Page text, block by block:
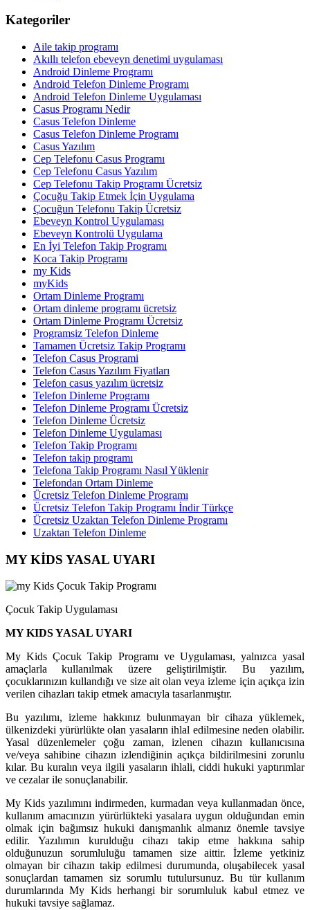
Kategoriler
Aile takip programı
Akıllı telefon ebeveyn denetimi uygulaması
Android Dinleme Programı
Android Telefon Dinleme Programı
Android Telefon Dinleme Uygulaması
Casus Programı Nedir
Casus Telefon Dinleme
Casus Telefon Dinleme Programı
Casus Yazılım
Cep Telefonu Casus Programı
Cep Telefonu Casus Yazılım
Cep Telefonu Takip Programı Ücretsiz
Çocuğu Takip Etmek İçin Uygulama
Çocuğun Telefonu Takip Ücretsiz
Ebeveyn Kontrol Uygulaması
Ebeveyn Kontrolü Uygulama
En İyi Telefon Takip Programı
Koca Takip Programı
my Kids
myKids
Ortam Dinleme Programı
Ortam dinleme programı ücretsiz
Ortam Dinleme Programı Ücretsiz
Programsiz Telefon Dinleme
Tamamen Ücretsiz Takip Programı
Telefon Casus Programi
Telefon Casus Yazılım Fiyatları
Telefon casus yazılım ücretsiz
Telefon Dinleme Programı
Telefon Dinleme Programı Ücretsiz
Telefon Dinleme Ücretsiz
Telefon Dinleme Uygulaması
Telefon Takip Programı
Telefon takip programı
Telefona Takip Programı Nasıl Yüklenir
Telefondan Ortam Dinleme
Ücretsiz Telefon Dinleme Programı
Ücretsiz Telefon Takip Programı İndir Türkçe
Ücretsiz Uzaktan Telefon Dinleme Programı
Uzaktan Telefon Dinleme
MY KİDS YASAL UYARI
Çocuk Takip Uygulaması
MY KIDS YASAL UYARI
My Kids Çocuk Takip Programı ve Uygulaması, yalnızca yasal
amaçlarla kullanılmak üzere geliştirilmiştir. Bu yazılım,
çocuklarınızın kullandığı ve size ait olan veya izleme için açıkça izin
verilen cihazları takip etmek amacıyla tasarlanmıştır.
Bu yazılımı, izleme hakkınız bulunmayan bir cihaza yüklemek,
ülkenizdeki yürürlükte olan yasaların ihlal edilmesine neden olabilir.
Yasal düzenlemeler çoğu zaman, izlenen cihazın kullanıcısına
ve/veya sahibine cihazın izlendiğinin açıkça bildirilmesini zorunlu
kılar. Bu kuralın veya ilgili yasaların ihlali, ciddi hukuki yaptırımlar
ve cezalar ile sonuçlanabilir.
My Kids yazılımını indirmeden, kurmadan veya kullanmadan önce,
kullanım amacınızın yürürlükteki yasalara uygun olduğundan emin
olmak için bağımsız hukuki danışmanlık almanız önemle tavsiye
edilir. Yazılımın kurulduğu cihazı takip etme hakkına sahip
olduğunuzun sorumluluğu tamamen size aittir. İzleme yetkiniz
olmayan bir cihazın takip edilmesi durumunda, oluşabilecek yasal
sonuçlardan tamamen siz sorumlu tutulursunuz. Bu tür kullanım
durumlarında My Kids herhangi bir sorumluluk kabul etmez ve
hukuki tavsiye sağlamaz.